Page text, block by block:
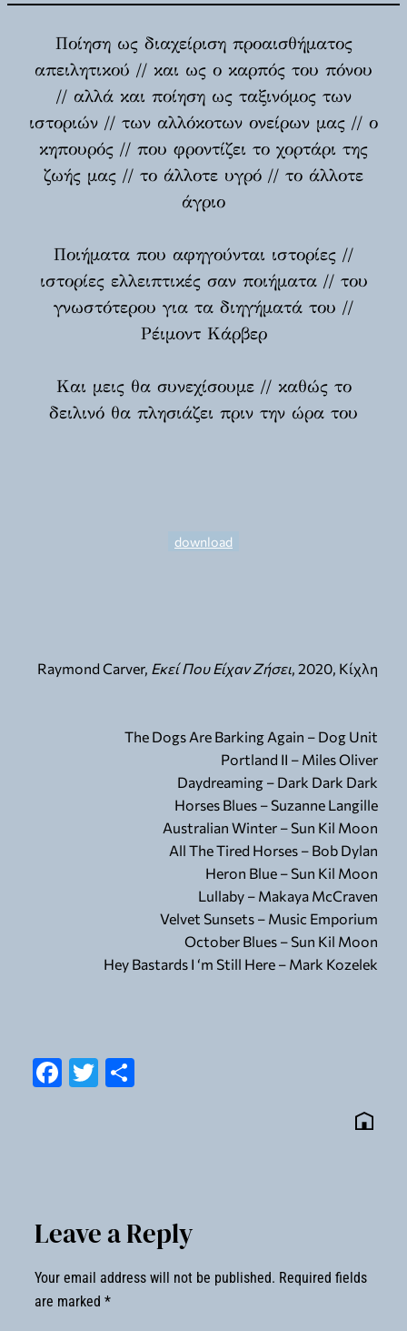
Ποίηση ως διαχείριση προαισθήματος
απειλητικού // και ως ο καρπός του πόνου
// αλλά και ποίηση ως ταξινόμος των
ιστοριών // των αλλόκοτων ονείρων μας // ο
κηπουρός // που φροντίζει το χορτάρι της
ζωής μας // το άλλοτε υγρό // το άλλοτε
άγριο
Ποιήματα που αφηγούνται ιστορίες //
ιστορίες ελλειπτικές σαν ποιήματα // του
γνωστότερου για τα διηγήματά του //
Ρέιμοντ Κάρβερ
Και μεις θα συνεχίσουμε // καθώς το
δειλινό θα πλησιάζει πριν την ώρα του
download
Raymond Carver, Εκεί Που Είχαν Ζήσει, 2020, Κίχλη
The Dogs Are Barking Again – Dog Unit
Portland ΙΙ – Miles Oliver
Daydreaming – Dark Dark Dark
Horses Blues – Suzanne Langille
Australian Winter – Sun Kil Moon
All The Tired Horses – Bob Dylan
Heron Blue – Sun Kil Moon
Lullaby – Makaya McCraven
Velvet Sunsets – Music Emporium
October Blues – Sun Kil Moon
Hey Bastards I ‘m Still Here – Mark Kozelek
Facebook
Twitter
Leave a Reply
Your email address will not be published. Required fields
are marked *